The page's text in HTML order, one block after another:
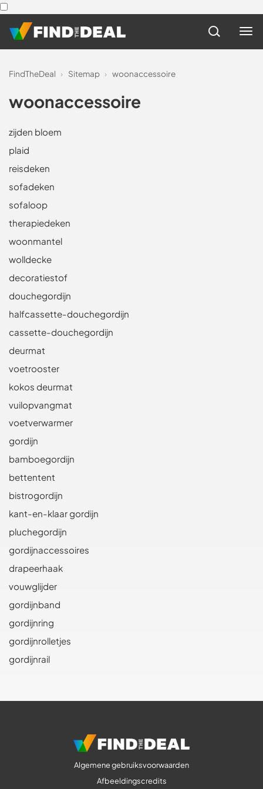
FindTheDeal › Sitemap › woonaccessoire
woonaccessoire
zijden bloem
plaid
reisdeken
sofadeken
sofaloop
therapiedeken
woonmantel
wolldecke
decoratiestof
douchegordijn
halfcassette-douchegordijn
cassette-douchegordijn
deurmat
voetrooster
kokos deurmat
vuilopvangmat
voetverwarmer
gordijn
bamboegordijn
bettentent
bistrogordijn
kant-en-klaar gordijn
pluchegordijn
gordijnaccessoires
drapeerhaak
vouwglijder
gordijnband
gordijnring
gordijnrolletjes
gordijnrail
Algemene gebruiksvoorwaarden
Afbeeldingscredits